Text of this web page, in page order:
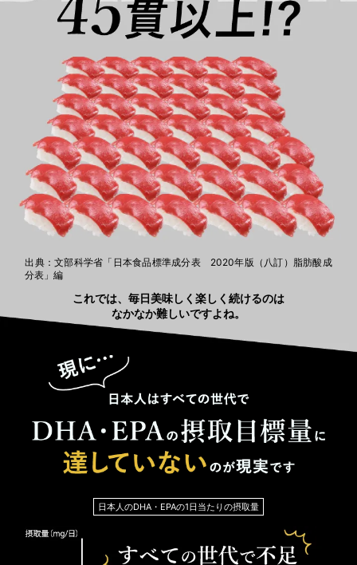
出典：文部科学省「日本食品標準成分表 2020年版（八訂）脂肪酸成
分表」編
これでは、毎日美味しく楽しく続けるのは
なかなか難しいですよね。
日本人のDHA・EPAの1日当たりの摂取量